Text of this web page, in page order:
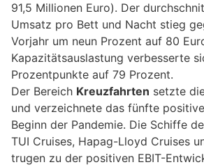
91,5 Millionen Euro). Der
Umsatz pro Bett und Nacht stieg
Vorjahr um neun Prozent auf 80
Kapazitätsauslastung verbesserte
Prozentpunkte auf 79 Prozent.
Der Bereich Kreuzfahrten setzte
und verzeichnete das fünfte
Beginn der Pandemie. Die Schiffe
TUI Cruises, Hapag-Lloyd Cruises
trugen zu der positiven EBIT-